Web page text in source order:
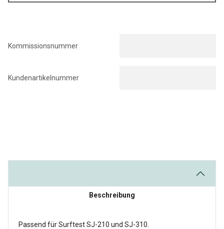
Kommissionsnummer
Kundenartikelnummer
Beschreibung
Passend für Surftest SJ-210 und SJ-310.